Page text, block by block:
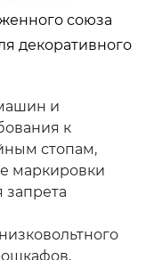
союза
декоративного
и
к
стопам,
маркировки